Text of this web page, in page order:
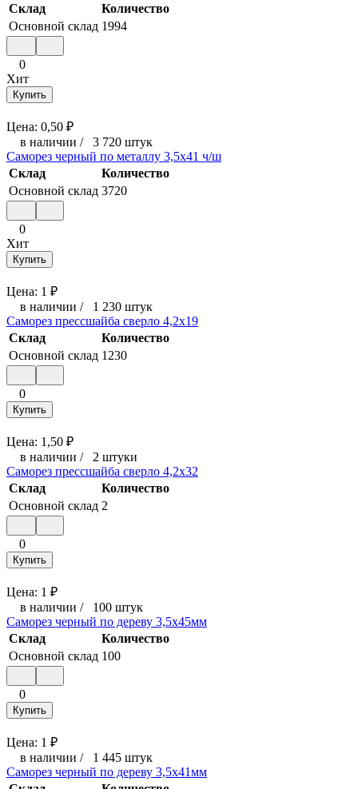
Склад
Количество
Основной склад 1994
0
Хит
Купить
Цена: 0,50 ₽
в наличии / 3 720 штук
Саморез черный по металлу 3,5x41 ч/ш
Склад
Количество
Основной склад 3720
0
Хит
Купить
Цена: 1 ₽
в наличии / 1 230 штук
Саморез прессшайба сверло 4,2x19
Склад
Количество
Основной склад 1230
0
Купить
Цена: 1,50 ₽
в наличии / 2 штуки
Саморез прессшайба сверло 4,2x32
Склад
Количество
Основной склад 2
0
Купить
Цена: 1 ₽
в наличии / 100 штук
Саморез черный по дереву 3,5x45мм
Склад
Количество
Основной склад 100
0
Купить
Цена: 1 ₽
в наличии / 1 445 штук
Саморез черный по дереву 3,5x41мм